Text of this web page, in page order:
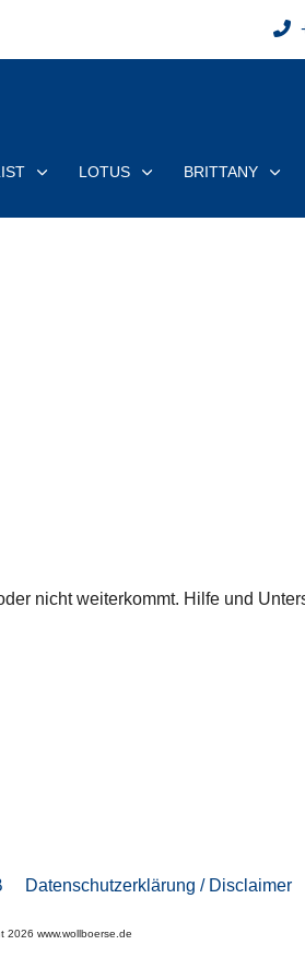
LOTUS BRITTANY
nicht weiterkommt. Hilfe und
Datenschutzerklärung / Disclaimer
2026 www.wollboerse.de